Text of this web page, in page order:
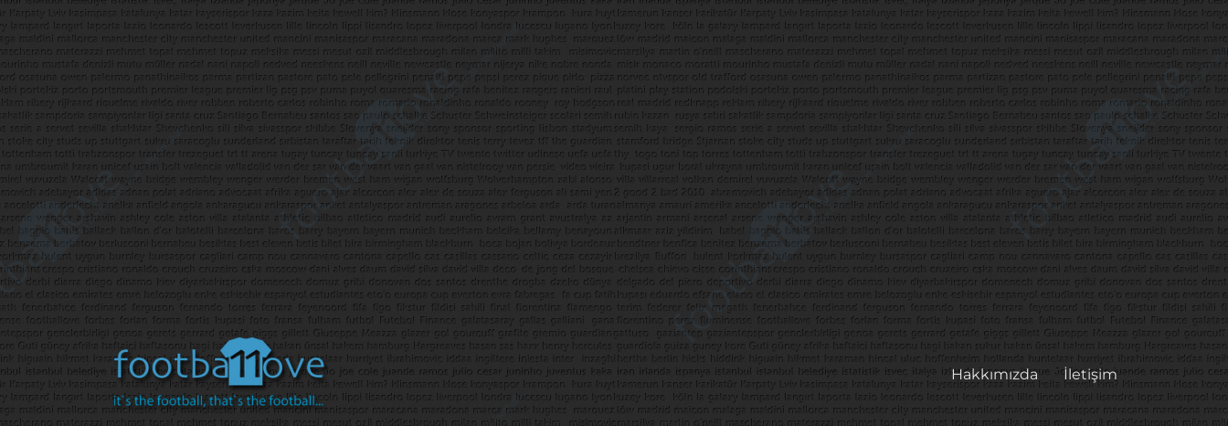
Hakkımızda İletişim